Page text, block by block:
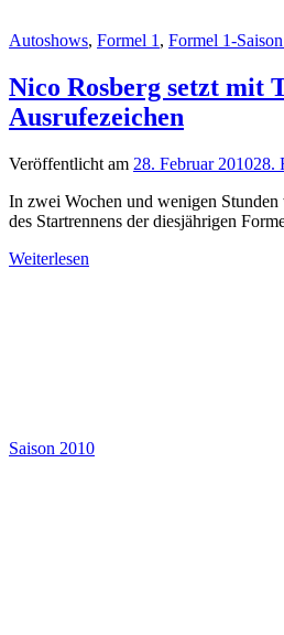
Autoshows, Formel 1 , Formel 1-
Nico Rosberg setzt mit
Ausrufezeichen
Veröffentlicht am 28. Februar 201028.
In zwei Wochen und wenigen
des Startrennens der diesjährigen
Weiterlesen
Saison 2010